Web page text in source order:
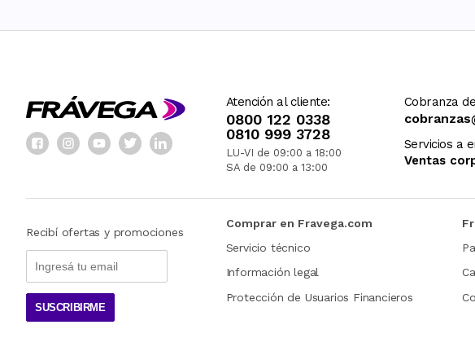
Atención al cliente:
0800 122 0338
0810 999 3728
LU-VI de 09:00 a 18:00
SA de 09:00 a 13:00
Cobranza
Servicios a
Ventas
Recibí ofertas y promociones
SUSCRIBIRME
Comprar en Fravega.com
Servicio técnico
Información legal
Protección de Usuarios Financieros